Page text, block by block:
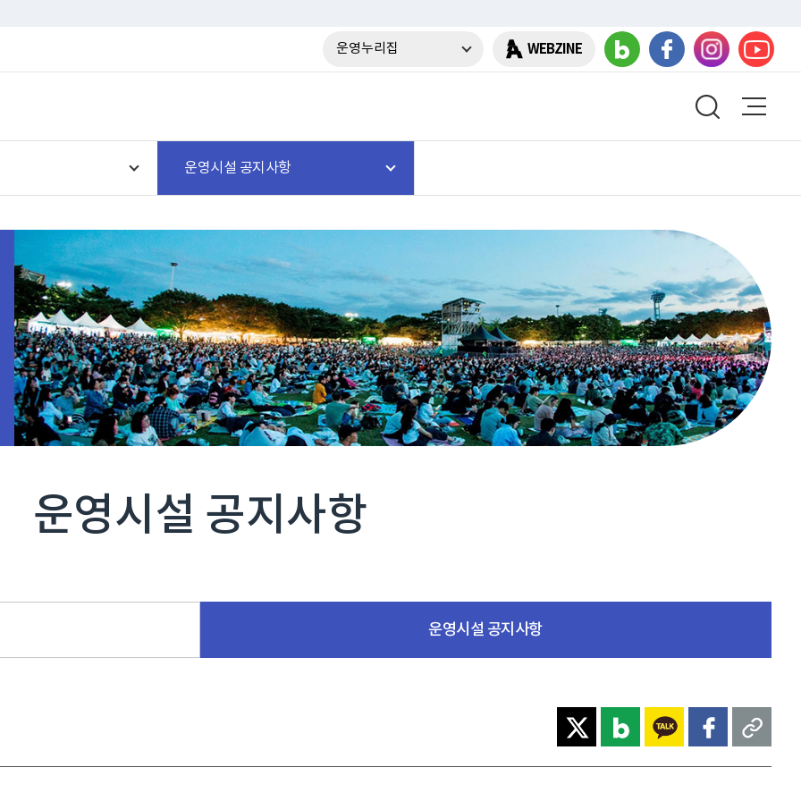
운영누리집 WEBZINE
운영시설 공지사항
운영시설 공지사항
운영시설 공지사항